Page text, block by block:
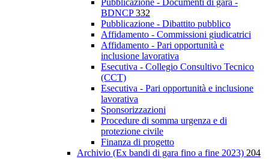
Pubblicazione - Documenti di gara -
BDNCP332
Pubblicazione - Dibattito pubblico
Affidamento - Commissioni giudicatrici
Affidamento - Pari opportunità e
inclusione lavorativa
Esecutiva - Collegio Consultivo Tecnico
(CCT)
Esecutiva - Pari opportunità e inclusione
lavorativa
Sponsorizzazioni
Procedure di somma urgenza e di
protezione civile
Finanza di progetto
Archivio (Ex bandi di gara fino a fine 2023) 204